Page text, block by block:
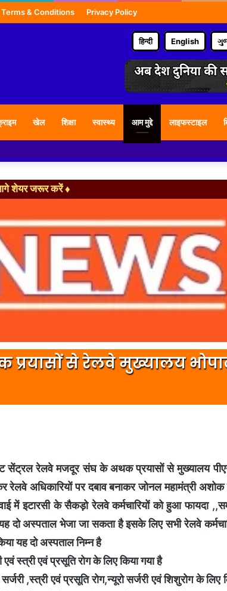
Terms & Conditions Privacy Policy
हिन्दी English
खेल शिक्षा स्वास्थ्य आम मुद्दे लाइफस्टाइल
शेयर जरूर करें ♦
से रेलवे मुख्यालय
सेंट्रल रेलवे मजदूर संघ के अथक प्रयासों से मुख्यालय
रेलवे अधिकारियों पर दबाव बनाकर जोनल महामंत्री अशोक
में इटारसी के सैकड़ो रेलवे कर्मचारियों को हुआ फायदा
दो अस्पताल भेजा जा सकता है इसके लिए सभी रेलवे
यह दो अस्पताल निम्न है
स्त्री एवं प्रसूति रोग के लिए किया गया है
,स्त्री एवं प्रसूति रोग,न्यूरो सर्जरी एवं शिशुरोग के लिए